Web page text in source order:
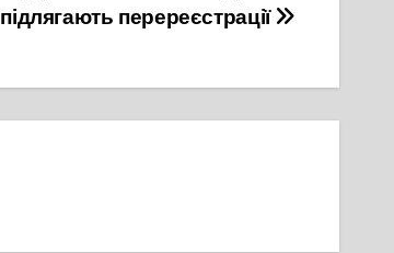
підлягають перереєстрації